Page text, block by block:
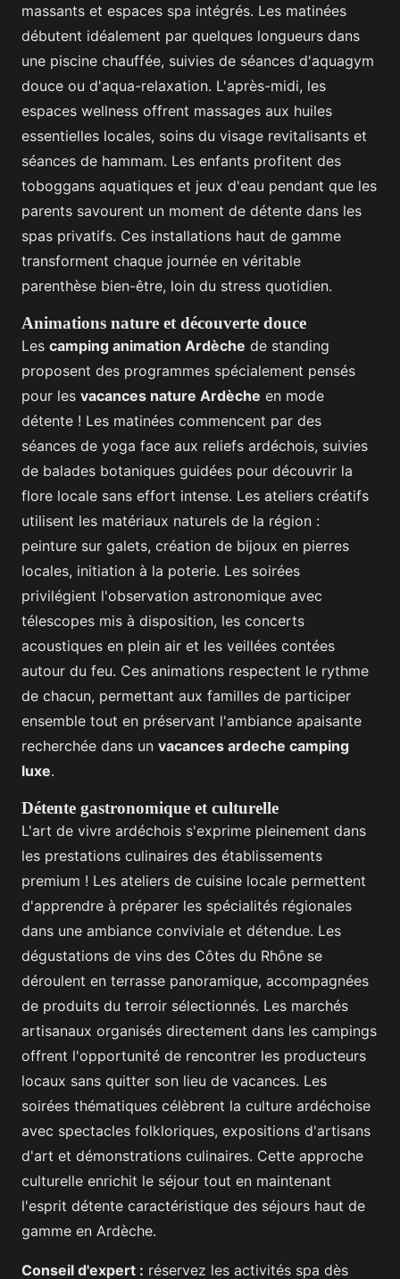
massants et espaces spa intégrés. Les matinées
débutent idéalement par quelques longueurs dans
une piscine chauffée, suivies de séances d'aquagym
douce ou d'aqua-relaxation. L'après-midi, les
espaces wellness offrent massages aux huiles
essentielles locales, soins du visage revitalisants et
séances de hammam. Les enfants profitent des
toboggans aquatiques et jeux d'eau pendant que les
parents savourent un moment de détente dans les
spas privatifs. Ces installations haut de gamme
transforment chaque journée en véritable
parenthèse bien-être, loin du stress quotidien.
Animations nature et découverte douce
Les camping animation Ardèche de standing
proposent des programmes spécialement pensés
pour les vacances nature Ardèche en mode
détente ! Les matinées commencent par des
séances de yoga face aux reliefs ardéchois, suivies
de balades botaniques guidées pour découvrir la
flore locale sans effort intense. Les ateliers créatifs
utilisent les matériaux naturels de la région :
peinture sur galets, création de bijoux en pierres
locales, initiation à la poterie. Les soirées
privilégient l'observation astronomique avec
télescopes mis à disposition, les concerts
acoustiques en plein air et les veillées contées
autour du feu. Ces animations respectent le rythme
de chacun, permettant aux familles de participer
ensemble tout en préservant l'ambiance apaisante
recherchée dans un vacances ardeche camping
luxe.
Détente gastronomique et culturelle
L'art de vivre ardéchois s'exprime pleinement dans
les prestations culinaires des établissements
premium ! Les ateliers de cuisine locale permettent
d'apprendre à préparer les spécialités régionales
dans une ambiance conviviale et détendue. Les
dégustations de vins des Côtes du Rhône se
déroulent en terrasse panoramique, accompagnées
de produits du terroir sélectionnés. Les marchés
artisanaux organisés directement dans les campings
offrent l'opportunité de rencontrer les producteurs
locaux sans quitter son lieu de vacances. Les
soirées thématiques célèbrent la culture ardéchoise
avec spectacles folkloriques, expositions d'artisans
d'art et démonstrations culinaires. Cette approche
culturelle enrichit le séjour tout en maintenant
l'esprit détente caractéristique des séjours haut de
gamme en Ardèche.
Conseil d'expert : réservez les activités spa dès